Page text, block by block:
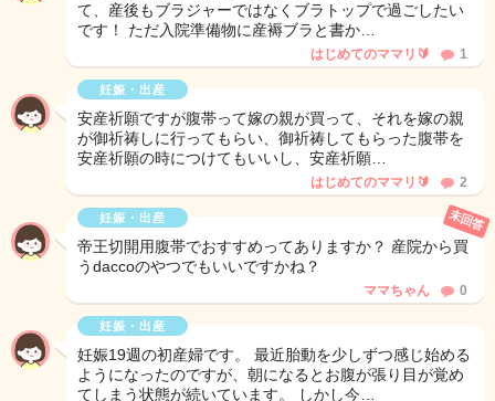
て、産後もブラジャーではなくブラトップで過ごしたい
です！ ただ入院準備物に産褥ブラと書か…
はじめてのママリ🔰 1
妊娠・出産
安産祈願ですが腹帯って嫁の親が買って、それを嫁の親
が御祈祷しに行ってもらい、御祈祷してもらった腹帯を
安産祈願の時につけてもいいし、安産祈願…
はじめてのママリ🔰 2
妊娠・出産
帝王切開用腹帯でおすすめってありますか？ 産院から買
うdaccoのやつでもいいですかね？
未回答
ママちゃん 0
妊娠・出産
妊娠19週の初産婦です。 最近胎動を少しずつ感じ始める
ようになったのですが、朝になるとお腹が張り目が覚め
てしまう状態が続いています。 しかし今…